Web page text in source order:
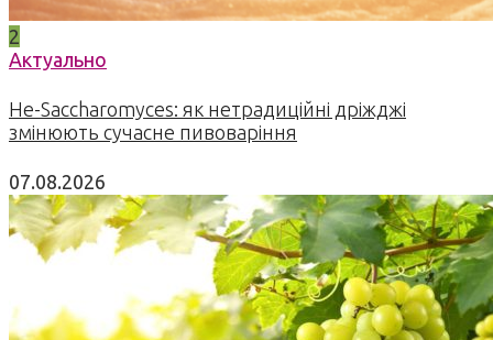
2
Актуально
Не-Saccharomyces: як нетрадиційні дріжджі
змінюють сучасне пивоваріння
07.08.2026